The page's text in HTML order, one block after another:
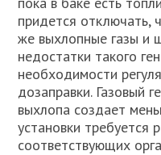
придется отключать,
же выхлопные газы и
недостатки такого
необходимости
дозаправки. Газовый
выхлопа создает
установки требуется
соответствующих